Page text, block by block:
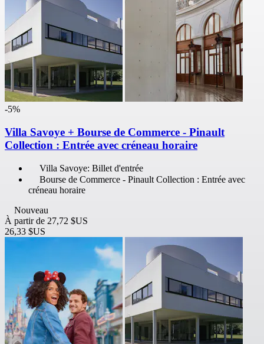
-5%
Villa Savoye + Bourse de Commerce - Pinault
Collection : Entrée avec créneau horaire
Villa Savoye: Billet d'entrée
Bourse de Commerce - Pinault Collection : Entrée avec
créneau horaire
Nouveau
À partir de 27,72 $US
26,33 $US